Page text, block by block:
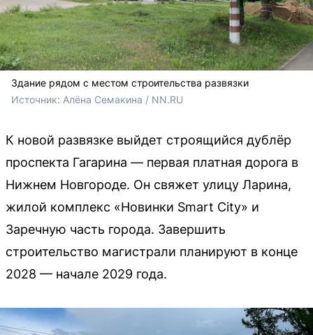
Здание рядом с местом строительства развязки
Источник: Алёна Семакина / NN.RU
К новой развязке выйдет строящийся дублёр
проспекта Гагарина — первая платная дорога в
Нижнем Новгороде. Он свяжет улицу Ларина,
жилой комплекс «Новинки Smart City» и
Заречную часть города. Завершить
строительство магистрали планируют в конце
2028 — начале 2029 года.